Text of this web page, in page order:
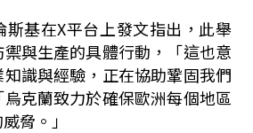
斯基在X平台上發文指出，此舉
與生產的具體行動，「這也意
識與經驗，正在協助鞏固我們
克蘭致力於確保歐洲每個地區
脅。」